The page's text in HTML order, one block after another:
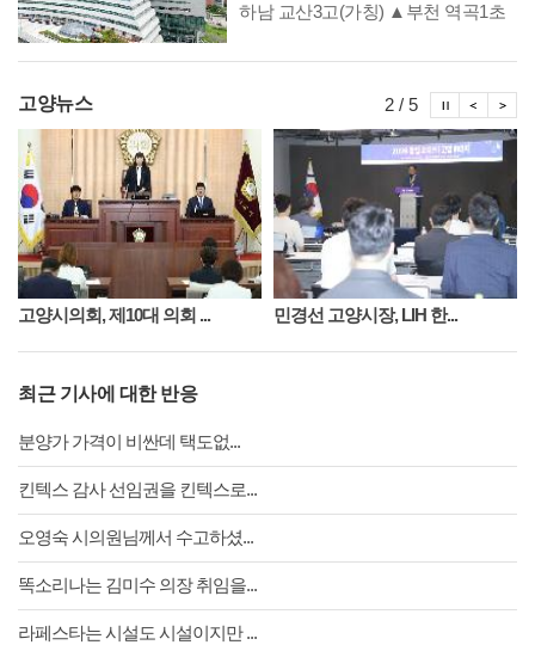
하남 교산3고(가칭) ▲부천 역곡1초
신길1초(가칭) ▲고양 방송영상밸리
고양뉴스
고양시의회, 제10대 의회 ... 민경선 고양시장, LIH 한...
2 / 5 시
시정뉴
최근 기사에 대한 반응
분양가 가격이 비싼데 택도없...
킨텍스 감사 선임권을 킨텍스로...
오영숙 시의원님께서 수고하셨...
똑소리나는 김미수 의장 취임을...
라페스타는 시설도 시설이지만 ...